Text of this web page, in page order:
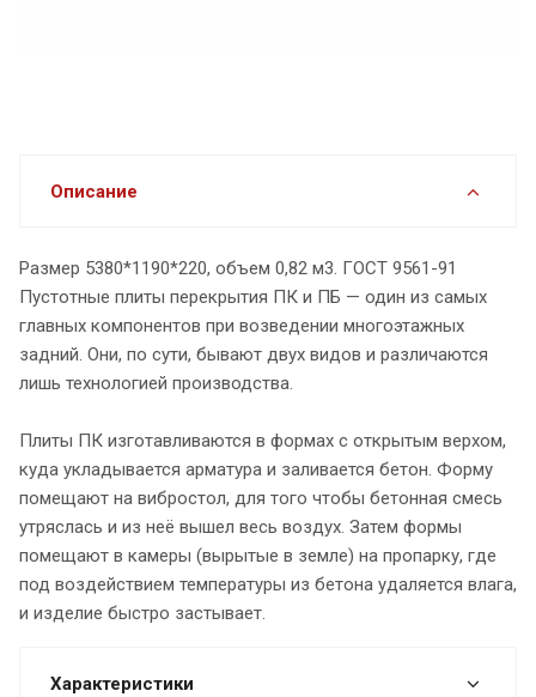
Описание
Размер 5380*1190*220, объем 0,82 м3. ГОСТ 9561-91
Пустотные плиты перекрытия ПК и ПБ — один из самых
главных компонентов при возведении многоэтажных
задний. Они, по сути, бывают двух видов и различаются
лишь технологией производства.
Плиты ПК изготавливаются в формах с открытым верхом,
куда укладывается арматура и заливается бетон. Форму
помещают на вибростол, для того чтобы бетонная смесь
утряслась и из неё вышел весь воздух. Затем формы
помещают в камеры (вырытые в земле) на пропарку, где
под воздействием температуры из бетона удаляется влага,
и изделие быстро застывает.
Характеристики